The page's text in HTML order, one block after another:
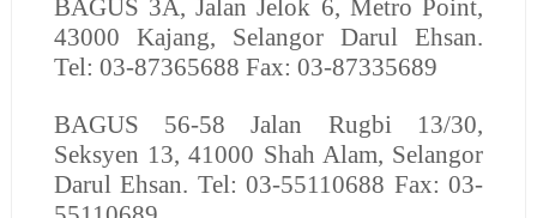
BAGUS 3A, Jalan Jelok 6, Metro Point,
43000 Kajang, Selangor Darul Ehsan.
Tel: 03-87365688 Fax: 03-87335689
BAGUS 56-58 Jalan Rugbi 13/30,
Seksyen 13, 41000 Shah Alam, Selangor
Darul Ehsan. Tel: 03-55110688 Fax: 03-